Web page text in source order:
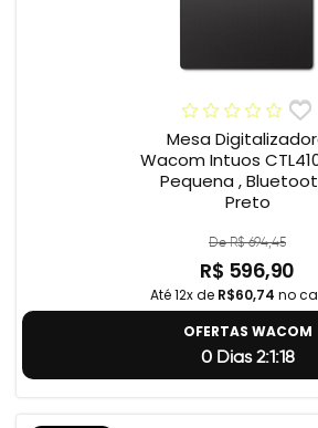
Mesa
Wacom Intuos
Pequena ,
Preto
De R$ 694,45
R$ 596,90
Até 12x de R$60,74 no
OFERTAS WACOM
0 Dias 2:1:17